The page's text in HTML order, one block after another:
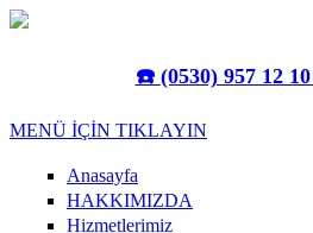
Ana içeriğe atla
☎️ (0530) 957 12
MENÜ İÇİN TIKLAYIN
Anasayfa
HAKKIMIZDA
Hizmetlerimiz